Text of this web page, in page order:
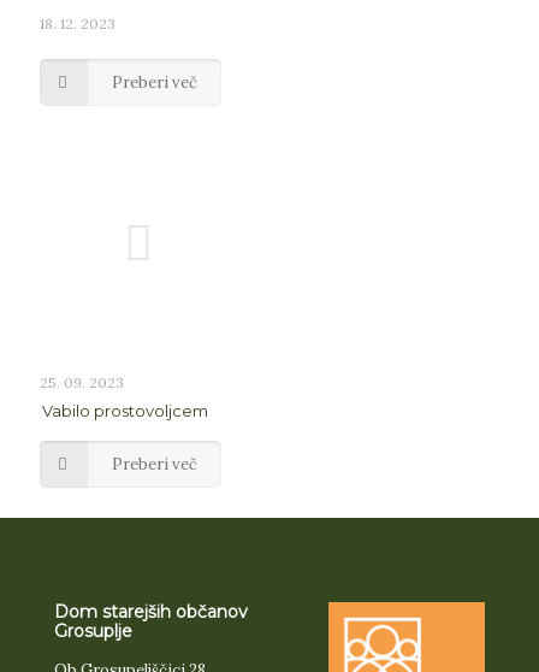
18. 12. 2023
Preberi več
25. 09. 2023
Vabilo prostovoljcem
Preberi več
Dom starejših občanov
Grosuplje